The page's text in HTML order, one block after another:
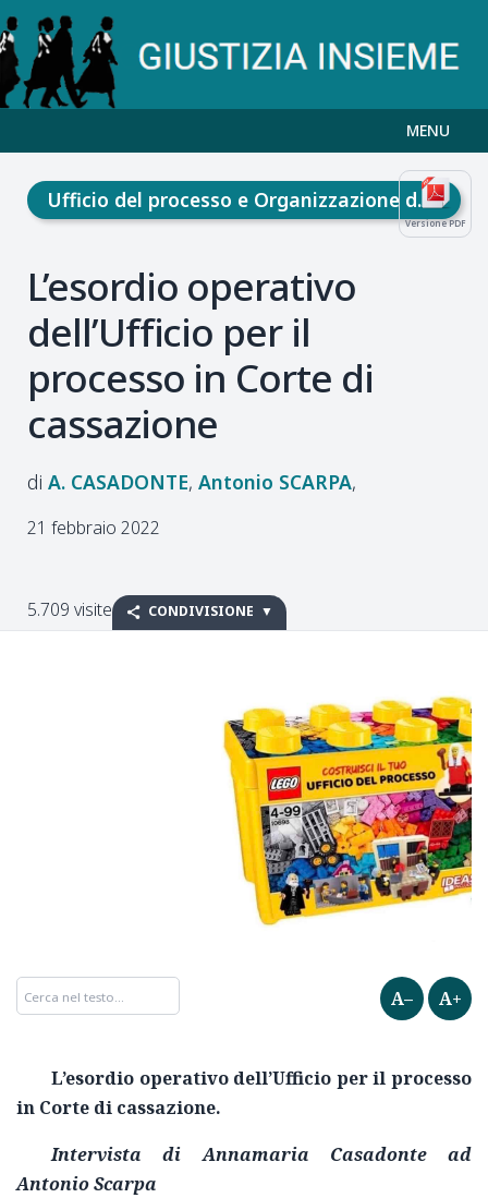
MENU
Versione PDF
Ufficio del processo e Organizzazione della giustizia
L’esordio operativo
dell’Ufficio per il
processo in Corte di
cassazione
A. CASADONTE Antonio SCARPA
21 febbraio 2022
5.709 visite CONDIVISIONE
A– A+
L’esordio operativo dell’Ufficio per il processo
in Corte di cassazione.
Intervista di Annamaria Casadonte ad
Antonio Scarpa